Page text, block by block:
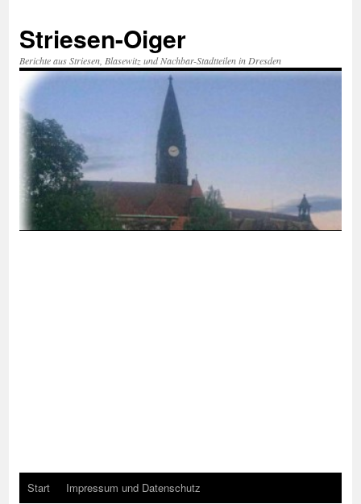
springen
Striesen-Oiger
Berichte aus Striesen, Blasewitz und Nachbar-Stadtteilen in Dresden
Start Impressum und Datenschutz